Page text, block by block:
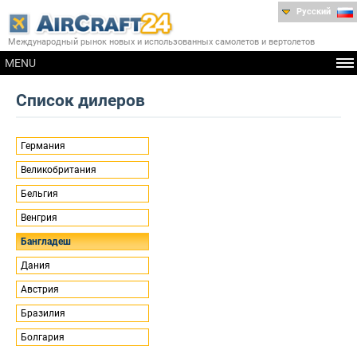
Международный рынок новых и использованных самолетов и вертолетов
MENU
Русский
Список дилеров
Германия
Великобритания
Бельгия
Венгрия
Бангладеш
Дания
Австрия
Бразилия
Болгария